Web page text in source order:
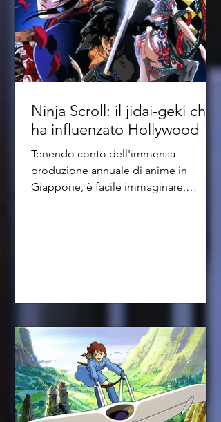
Ninja Scroll: il jidai-geki che
ha influenzato Hollywood
Tenendo conto dell'immensa
produzione annuale di anime in
Giappone, è facile immaginare,